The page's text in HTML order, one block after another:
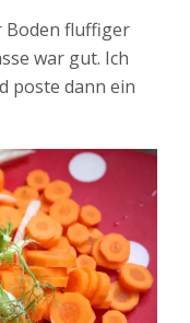
Boden fluffiger
war gut. Ich
poste dann ein